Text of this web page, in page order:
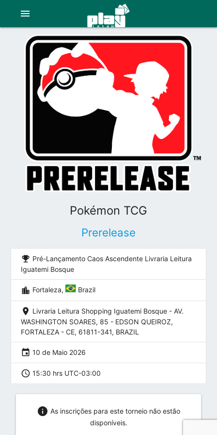
menu
Pokémon TCG
Prerelease
emoji_events Pré-Lançamento Caos Ascendente Livraria Leitura
Iguatemi Bosque
location_city Fortaleza, Brazil
location_on Livraria Leitura Shopping Iguatemi Bosque - AV.
WASHINGTON SOARES, 85 - EDSON QUEIROZ,
FORTALEZA - CE, 61811-341, BRAZIL
event 10 de Maio 2026
schedule 15:30 hrs UTC-03:00
info As inscrições para este torneio não estão
disponíveis.